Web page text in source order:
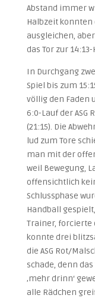
Abstand immer
Halbzeit konnten
ausgleichen,
das Tor zur
In Durchgang
Spiel bis zum
völlig den Faden
6:0-Lauf der
(21:15). Die
lud zum Tore
man mit der
weil Bewegung,
offensichtlich
Schlussphase
Handball
Trainer, forcierte
konnte drei
die ASG Rot/
schade, denn
‚mehr drinn‘
alle Rädchen